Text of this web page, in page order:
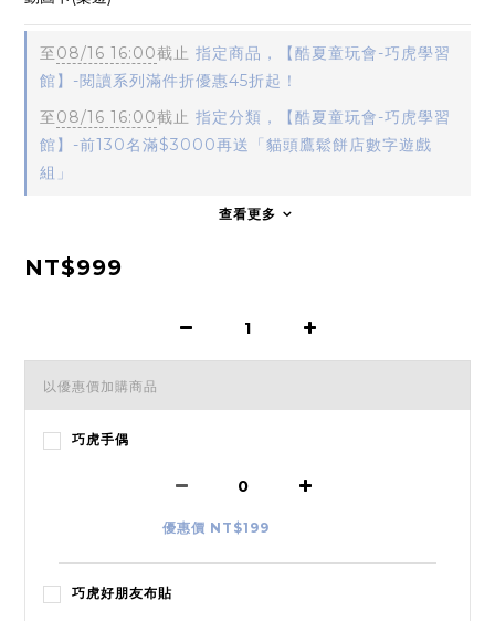
至08/16 16:00截止 指定商品，【酷夏童玩會-巧虎學習
館】-閱讀系列滿件折優惠45折起！
至08/16 16:00截止 指定分類，【酷夏童玩會-巧虎學習
館】-前130名滿$3000再送「貓頭鷹鬆餅店數字遊戲
組」
查看更多
NT$999
以優惠價加購商品
巧虎手偶
優惠價 NT$199
巧虎好朋友布貼